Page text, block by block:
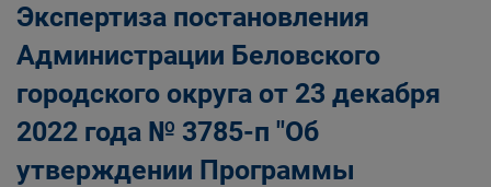
Экспертиза постановления
Администрации Беловского
городского округа от 23 декабря
2022 года № 3785-п "Об
утверждении Программы